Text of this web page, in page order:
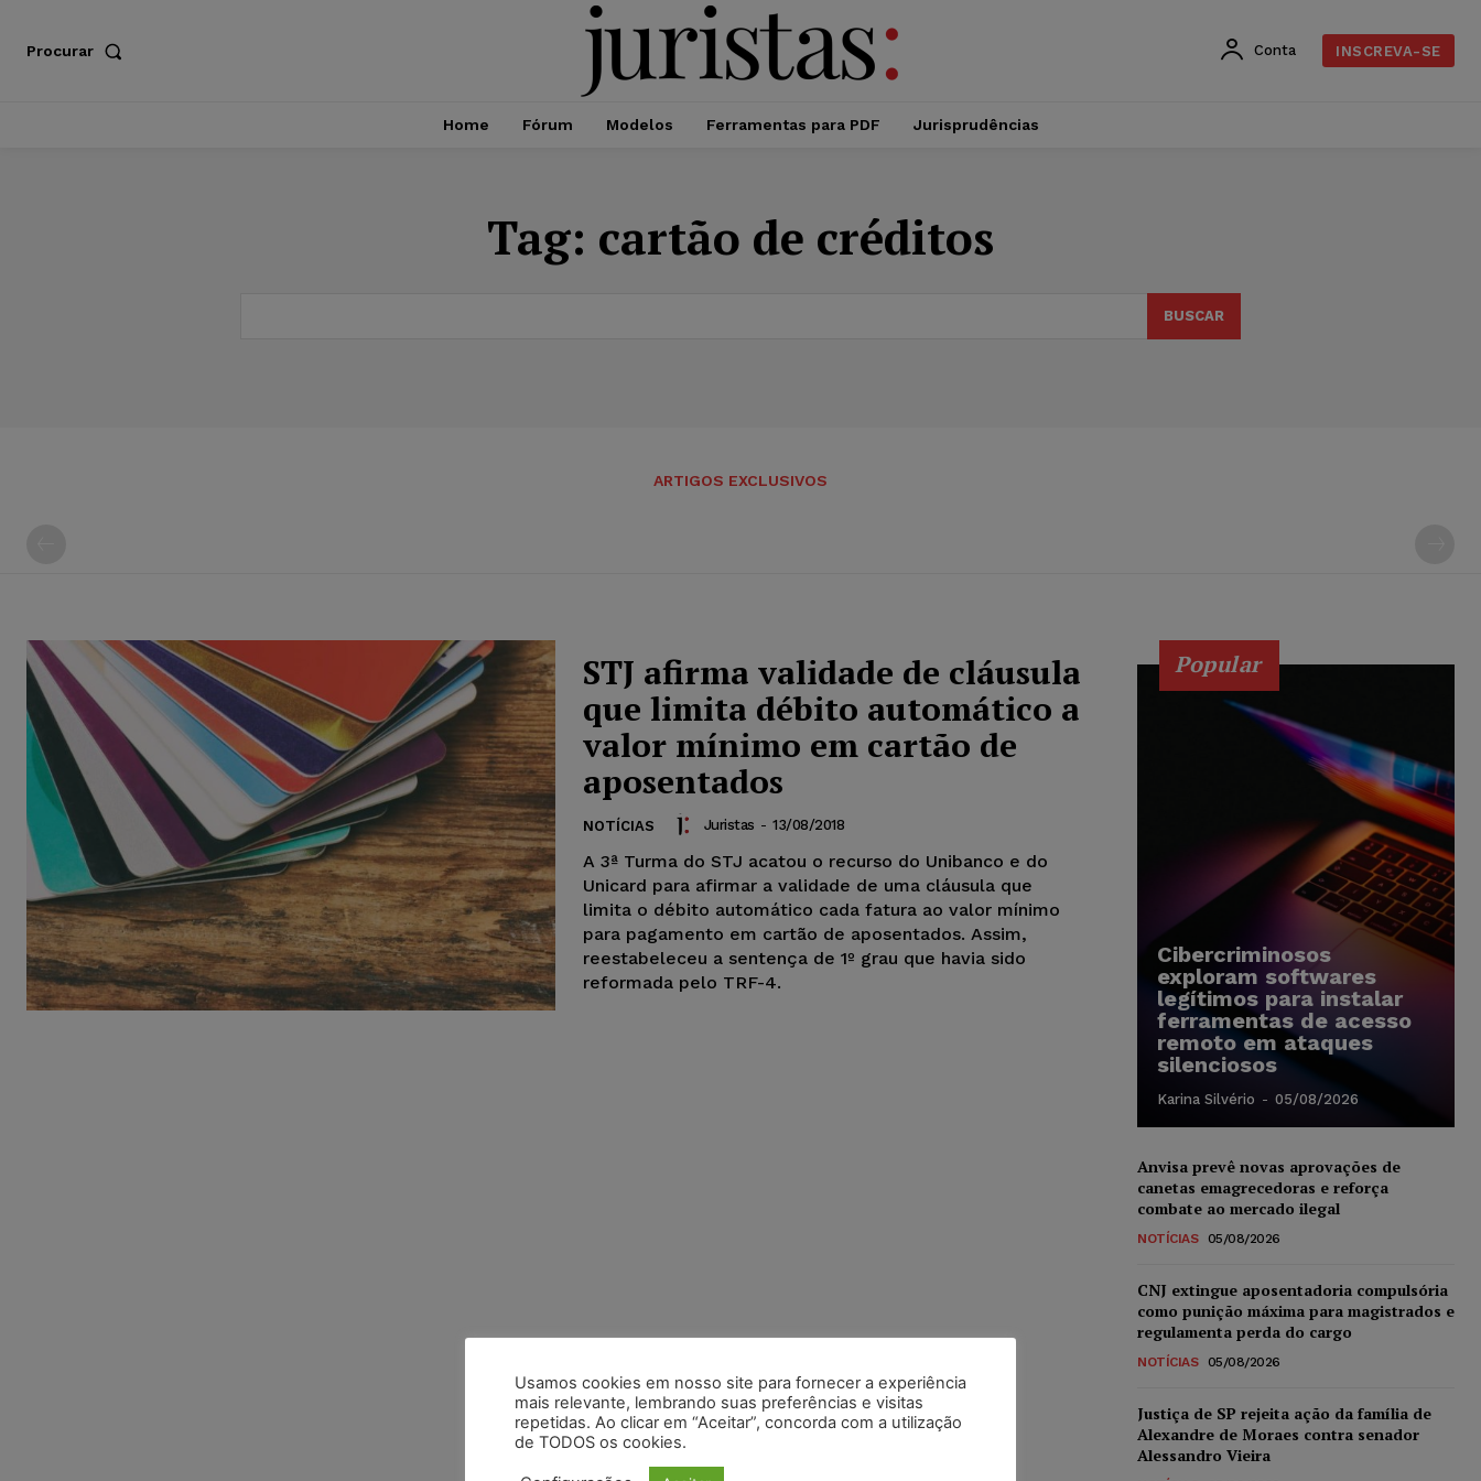
Procurar Conta INSCREVA-SE
Home Fórum Modelos Ferramentas para PDF Jurisprudências
Tag: cartão de créditos
BUSCAR
ARTIGOS EXCLUSIVOS
STJ afirma validade de cláusula
que limita débito automático a
valor mínimo em cartão de
aposentados
NOTÍCIAS Juristas - 13/08/2018
A 3ª Turma do STJ acatou o recurso do Unibanco e do
Unicard para afirmar a validade de uma cláusula que
limita o débito automático cada fatura ao valor mínimo
para pagamento em cartão de aposentados. Assim,
reestabeleceu a sentença de 1º grau que havia sido
reformada pelo TRF-4.
Popular
Cibercriminosos
exploram softwares
legítimos para instalar
ferramentas de acesso
remoto em ataques
silenciosos
Karina Silvério - 05/08/2026
Anvisa prevê novas aprovações de
canetas emagrecedoras e reforça
combate ao mercado ilegal
NOTÍCIAS 05/08/2026
CNJ extingue aposentadoria compulsória
como punição máxima para magistrados e
regulamenta perda do cargo
NOTÍCIAS 05/08/2026
Justiça de SP rejeita ação da família de
Alexandre de Moraes contra senador
Alessandro Vieira
Usamos cookies em nosso site para fornecer a experiência
mais relevante, lembrando suas preferências e visitas
repetidas. Ao clicar em “Aceitar”, concorda com a utilização
de TODOS os cookies.